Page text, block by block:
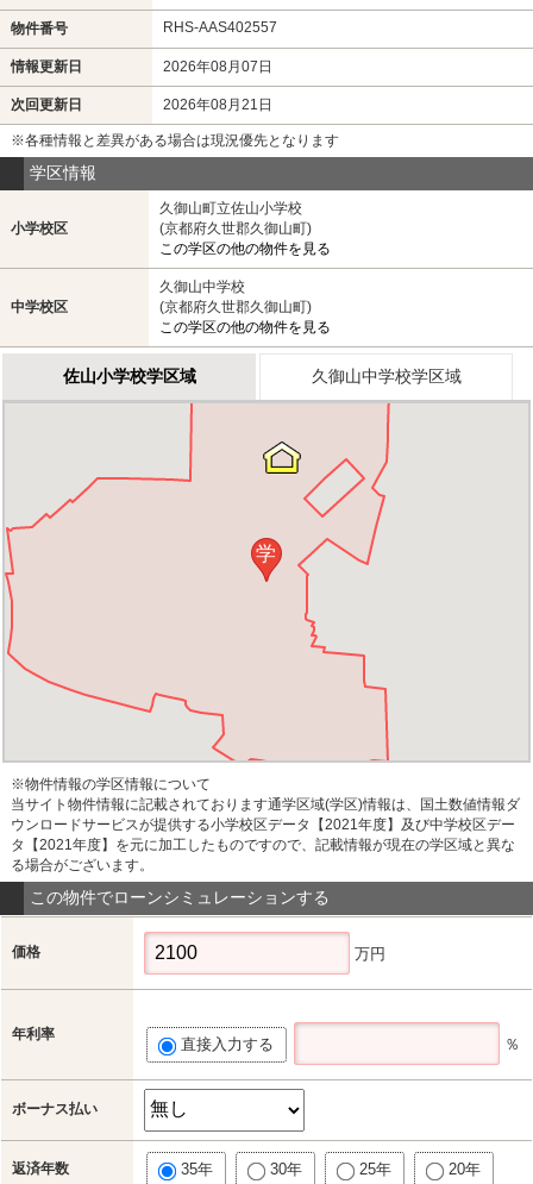
物件番号 RHS-AAS402557
情報更新日 2026年08月07日
次回更新日 2026年08月21日
※各種情報と差異がある場合は現況優先となります
学区情報
小学校区
久御山町立佐山小学校
(京都府久世郡久御山町)
この学区の他の物件を見る
中学校区
久御山中学校
(京都府久世郡久御山町)
この学区の他の物件を見る
佐山小学校学区域 久御山中学校学区域
学
※物件情報の学区情報について
当サイト物件情報に記載されております通学区域(学区)情報は、国土数値情報ダ
ウンロードサービスが提供する小学校区データ【2021年度】及び中学校区デー
タ【2021年度】を元に加工したものですので、記載情報が現在の学区域と異な
る場合がございます。
この物件でローンシミュレーションする
価格 万円
年利率
直接入力する ％
ボーナス払い
返済年数 35年 30年 25年 20年